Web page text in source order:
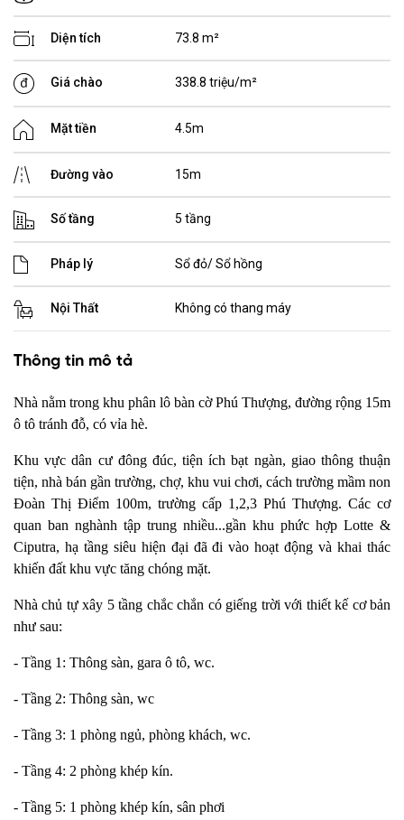
Diện tích 73.8 m²
Giá chào 338.8 triệu/m²
Mặt tiền 4.5m
Đường vào 15m
Số tầng 5 tầng
Pháp lý Sổ đỏ/ Sổ hồng
Nội Thất Không có thang máy
Thông tin mô tả
Nhà nằm trong khu phân lô bàn cờ Phú Thượng, đường rộng 15m
ô tô tránh đỗ, có vỉa hè.
Khu vực dân cư đông đúc, tiện ích bạt ngàn, giao thông thuận
tiện, nhà bán gần trường, chợ, khu vui chơi, cách trường mầm non
Đoàn Thị Điểm 100m, trường cấp 1,2,3 Phú Thượng. Các cơ
quan ban nghành tập trung nhiều...gần khu phức hợp Lotte &
Ciputra, hạ tầng siêu hiện đại đã đi vào hoạt động và khai thác
khiến đất khu vực tăng chóng mặt.
Nhà chủ tự xây 5 tầng chắc chắn có giếng trời với thiết kế cơ bản
như sau:
- Tầng 1: Thông sàn, gara ô tô, wc.
- Tầng 2: Thông sàn, wc
- Tầng 3: 1 phòng ngủ, phòng khách, wc.
- Tầng 4: 2 phòng khép kín.
- Tầng 5: 1 phòng khép kín, sân phơi